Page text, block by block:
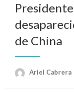
de China
Ariel Cabrera